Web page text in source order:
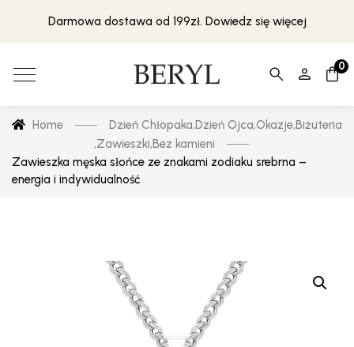
Darmowa dostawa od 199zł. Dowiedz się więcej
0
Home Dzień Chłopaka,Dzień Ojca,Okazje,Biżuteria
,Zawieszki,Bez kamieni
Zawieszka męska słońce ze znakami zodiaku srebrna –
energia i indywidualność